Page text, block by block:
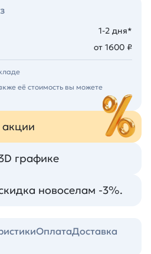
1-2 дня*
от 1600 ₽
её стоимость вы можете
акции
графике
новоселам -3%.
ОплатаДоставка